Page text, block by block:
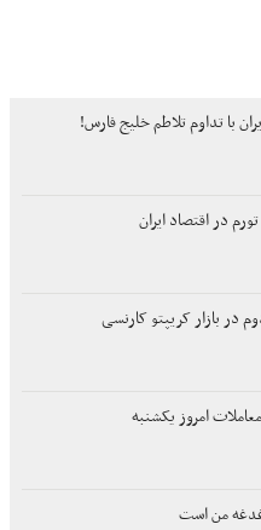
با تداوم تلاطم خلیج فارس!
در اقتصاد ایران
در بازار کریپتو کارنسی
امروز یکشنبه
من است